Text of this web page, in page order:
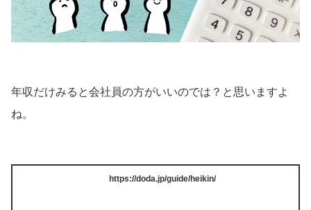
年収だけみると会社員の方がいいのでは？と思いますよ
ね。
https://doda.jp/guide/heikin/